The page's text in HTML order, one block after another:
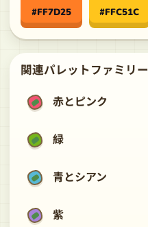
#FF7D25 #FFC51C
関連パレットファミリー
赤とピンク
緑
青とシアン
紫